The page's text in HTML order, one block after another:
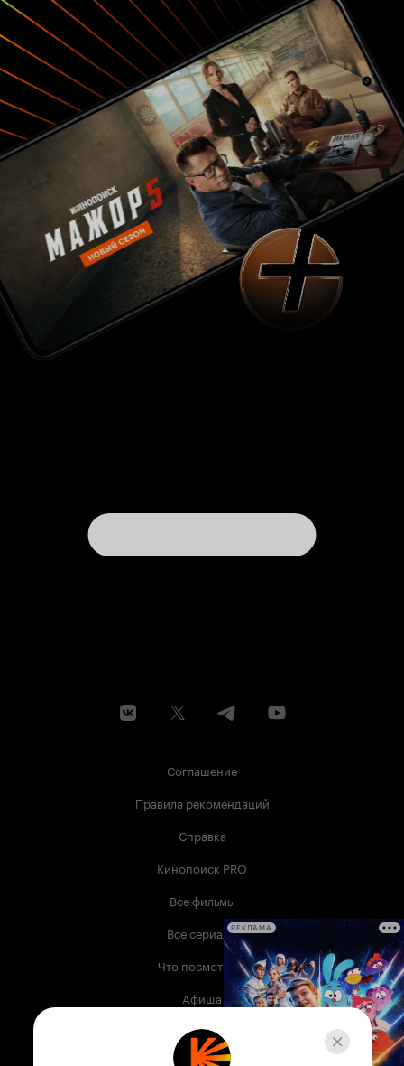
Соглашение
Правила рекомендаций
Справка
Кинопоиск PRO
Все фильмы
Все сериалы
Что посмотреть
Афиша
Музыка
Телепрограмма
РЕКЛАМА